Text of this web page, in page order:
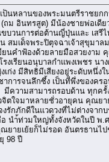
นหลานของพระมนตรีราชย
อินทรสูต) มีน้องชายพ่อเดี
วนการต่อต้านญี่ปุ่นและ เสรี
สมเด็จพระปิตุจฉาเจ้าสุขุมา
นคำฟ้องด้วยลายมือสวยงา
เรียนอนุบาลกำแพงเพชร นา
มีสิทธิมีเสียงอยู่ระดับหนึ่งใ
การจนลึกซึ้ง เป็นที่พึ่งของค
ความสามารถรอบด้าน ทุกค
จิตใจมาหลายชั่วอายุคน คุณ
กภักดีในแวดวงที่ไม่ต่างจา
ำ้ท่วมใหญ่ทั้งจังหวัดในปี พ.
ายเย้ยก็ไม่รอด อันตรธานไ
98 ปี